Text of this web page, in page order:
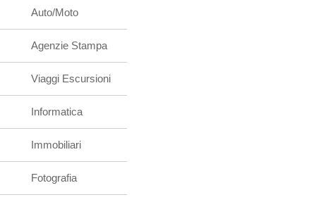
Auto/Moto
Agenzie Stampa
Viaggi Escursioni
Informatica
Immobiliari
Fotografia